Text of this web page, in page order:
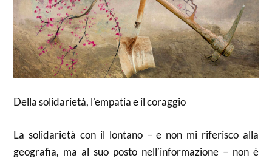
Della solidarietà, l’empatia e il coraggio
La solidarietà con il lontano – e non mi riferisco alla
geografia, ma al suo posto nell’informazione – non è